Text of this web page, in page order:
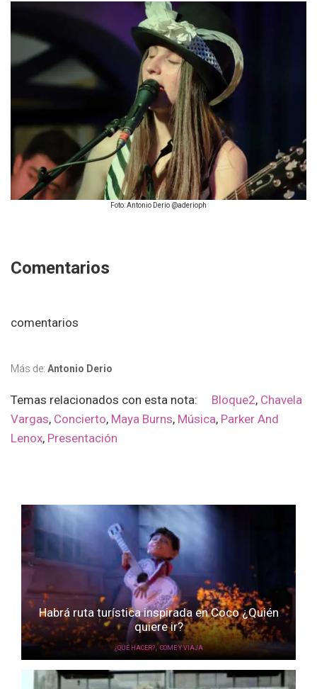
Foto: Antonio Derio @aderioph
Comentarios
comentarios
Más de: Antonio Derio
Temas relacionados con esta nota: Bloque2, Chavela
Vargas, Concierto, Maya Burns, Música, Parker And
Lenox, Presentación
Habrá ruta turística inspirada en Coco ¿Quién
quiere ir?
¿QUÉ HACER?, COME Y VIAJA